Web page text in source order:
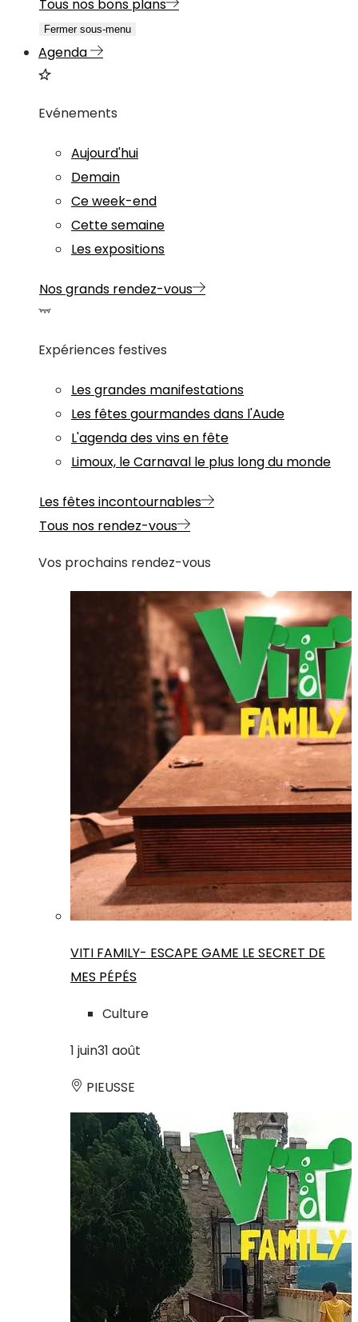
Tous nos bons plans
Fermer sous-menu
Agenda
Evénements
Aujourd'hui
Demain
Ce week-end
Cette semaine
Les expositions
Nos grands rendez-vous
Expériences festives
Les grandes manifestations
Les fêtes gourmandes dans l'Aude
L'agenda des vins en fête
Limoux, le Carnaval le plus long du monde
Les fêtes incontournables
Tous nos rendez-vous
Vos prochains rendez-vous
VITI FAMILY- ESCAPE GAME LE SECRET DE
MES PÉPÉS
Culture
1 juin31 août
PIEUSSE